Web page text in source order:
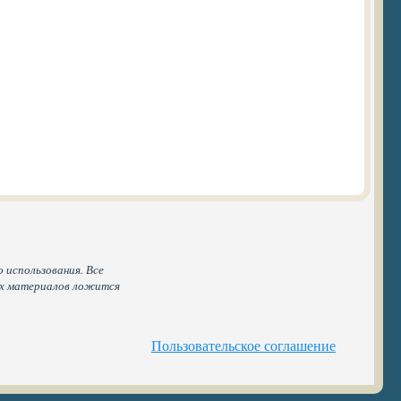
Все
материалов ложится
Пользовательское соглашение